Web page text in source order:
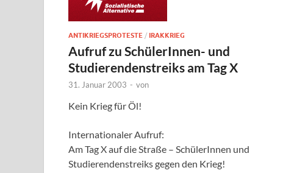
ANTIKRIEGSPROTESTE / IRAKKRIEG
Aufruf zu SchülerInnen- und
Studierendenstreiks am Tag X
31. Januar 2003 - von
Kein Krieg für Öl!
Internationaler Aufruf:
Am Tag X auf die Straße – SchülerInnen und
Studierendenstreiks gegen den Krieg!